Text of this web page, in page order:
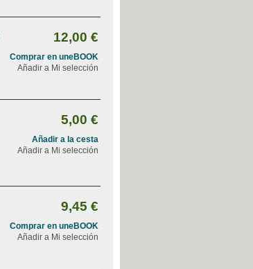
12,00 €
Comprar en uneBOOK
Añadir a Mi selección
5,00 €
Añadir a la cesta
Añadir a Mi selección
9,45 €
Comprar en uneBOOK
Añadir a Mi selección